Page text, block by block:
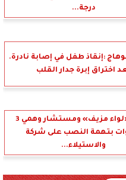
درجة...
:إنقاذ طفل في إصابة نادرة.
اختراق إبرة جدار القلب
حبس «لواء مزيف» ومستشار وهمي 3
بتهمة النصب على شركة
والاستيلاء...